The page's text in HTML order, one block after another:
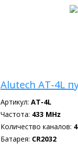
Alutech AT-4L
Артикул: AT-4L
Частота: 433 MHz
Количество каналов: 4
Батарея: CR2032